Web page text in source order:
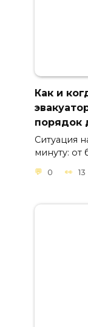
Как и
порядок
Ситуация
минуту: от
0 13